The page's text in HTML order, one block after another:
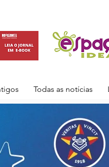
Todas as notícias